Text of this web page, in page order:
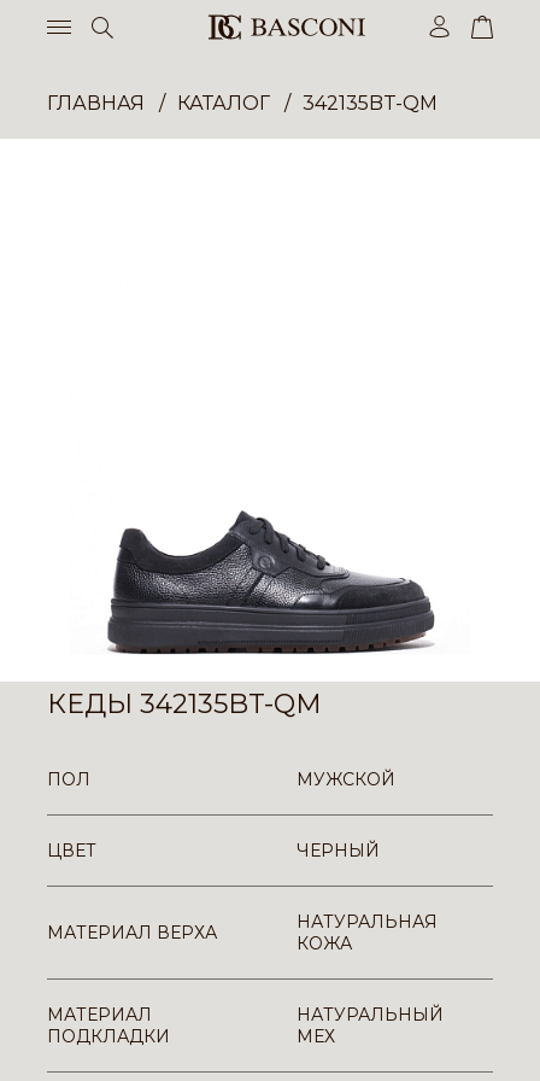
ГЛАВНАЯ КАТАЛОГ 342135BT-QM
КЕДЫ 342135BT-QM
ПОЛ МУЖСКОЙ
ЦВЕТ ЧЕРНЫЙ
МАТЕРИАЛ ВЕРХА
НАТУРАЛЬНАЯ
КОЖА
МАТЕРИАЛ
ПОДКЛАДКИ
НАТУРАЛЬНЫЙ
МЕХ